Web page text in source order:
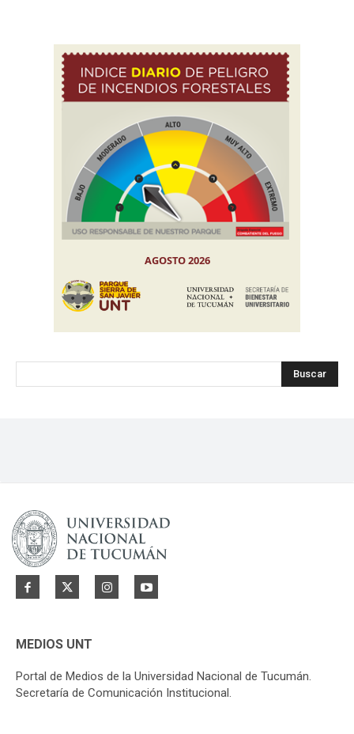
Buscar
MEDIOS UNT
Portal de Medios de la Universidad Nacional de Tucumán.
Secretaría de Comunicación Institucional.